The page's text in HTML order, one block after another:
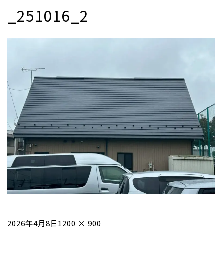
_251016_2
投
2026年4月8日フ
1200 × 900